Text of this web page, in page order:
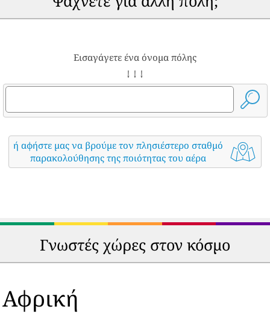
Εισαγάγετε ένα όνομα πόλης
↓ ↓ ↓
ή αφήστε μας να βρούμε τον πλησιέστερο σταθμό
παρακολούθησης της ποιότητας του αέρα
Γνωστές χώρες στον κόσμο
Αφρική